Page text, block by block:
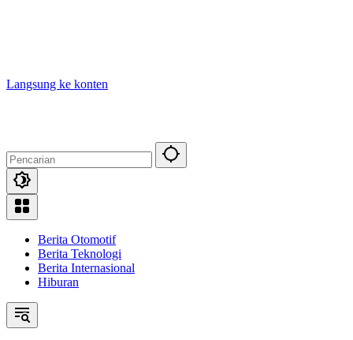
Langsung ke konten
Berita Otomotif
Berita Teknologi
Berita Internasional
Hiburan